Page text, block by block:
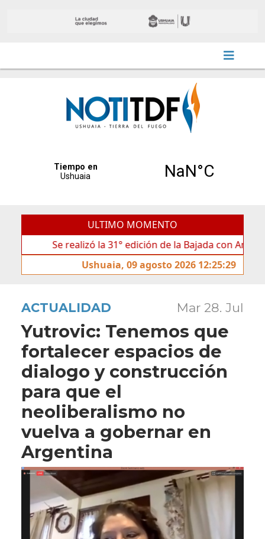
ULTIMO MOMENTO
Se realizó la 31° edición de la Bajada con Antorchas en
Ushuaia, 09 agosto 2026 12:25:29
ACTUALIDAD Mar 28. Jul
Yutrovic: Tenemos que
fortalecer espacios de
dialogo y construcción
para que el
neoliberalismo no
vuelva a gobernar en
Argentina